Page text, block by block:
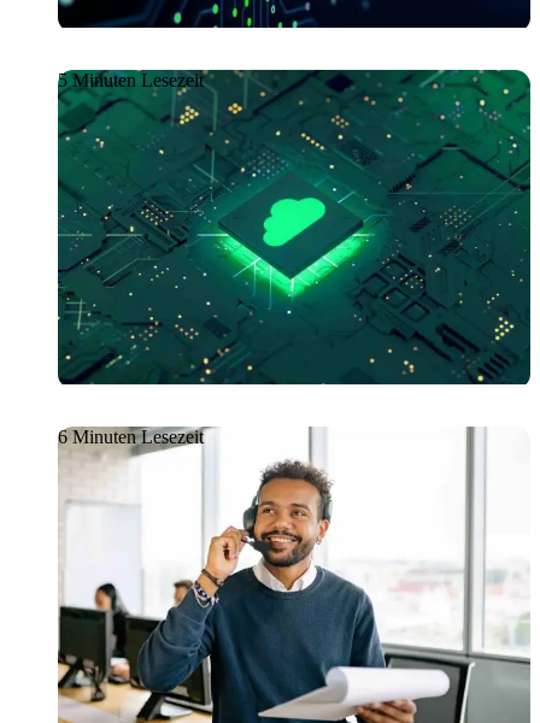
5 Minuten Lesezeit
Artikel 09.06.2026
GetManage: Mit CloudOps
Ihren ROI kontinuierlich
sichern
6 Minuten Lesezeit
Artikel 08.06.2026
Funktionstests für das
interaktive
Sprachantwortsystem